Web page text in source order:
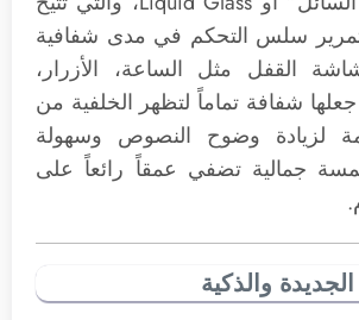
سلس التحكم في مدى شفافية
القفل مثل الساعة، الأزرار،
شفافة تماماً لتظهر الخلفية من
لزيادة وضوح النصوص وسهولة
جمالية تضفي عمقاً رائعاً على
والذكية